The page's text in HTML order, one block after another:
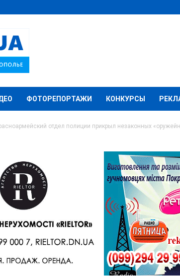
ФОТОРЕПОРТАЖИ КОНКУРСЫ
отдел полиции прикрыл незаконных
отдел полиции